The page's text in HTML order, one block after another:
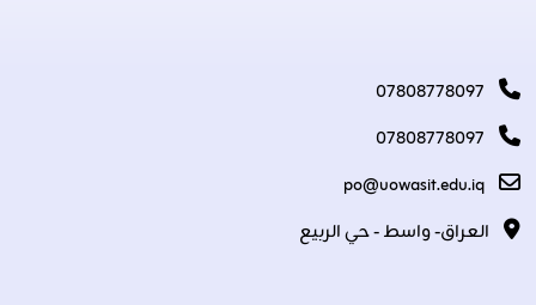
07808778097
07808778097
po@uowasit.edu.iq
العراق- واسط - حي الربيع